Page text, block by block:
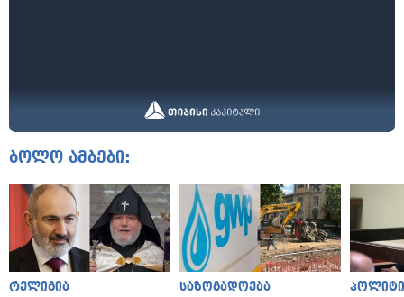
ბოლო ამბები:
რელიგია საზოგადოება